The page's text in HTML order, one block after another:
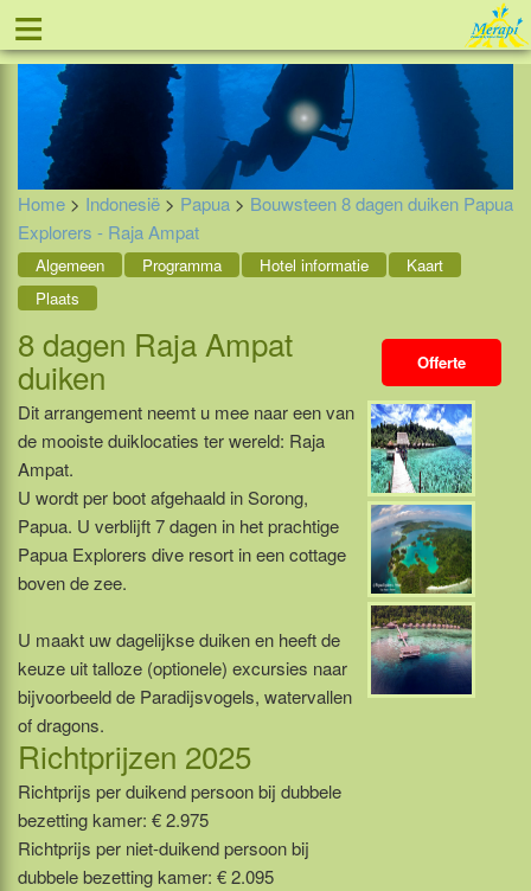
≡ Tel: 088 - 81 11 999
Home > Indonesië > Papua > Bouwsteen 8 dagen duiken Papua
Explorers - Raja Ampat
Algemeen Programma Hotel informatie
Kaart
Plaats
Offerte
8 dagen Raja Ampat
duiken
Dit arrangement neemt u mee naar een van
de mooiste duiklocaties ter wereld: Raja
Ampat.
U wordt per boot afgehaald in Sorong,
Papua. U verblijft 7 dagen in het prachtige
Papua Explorers dive resort in een cottage
boven de zee.
U maakt uw dagelijkse duiken en heeft de
keuze uit talloze (optionele) excursies naar
bijvoorbeeld de Paradijsvogels, watervallen
of dragons.
Richtprijzen 2025
Richtprijs per duikend persoon bij dubbele
bezetting kamer: € 2.975
Richtprijs per niet-duikend persoon bij
dubbele bezetting kamer: € 2.095